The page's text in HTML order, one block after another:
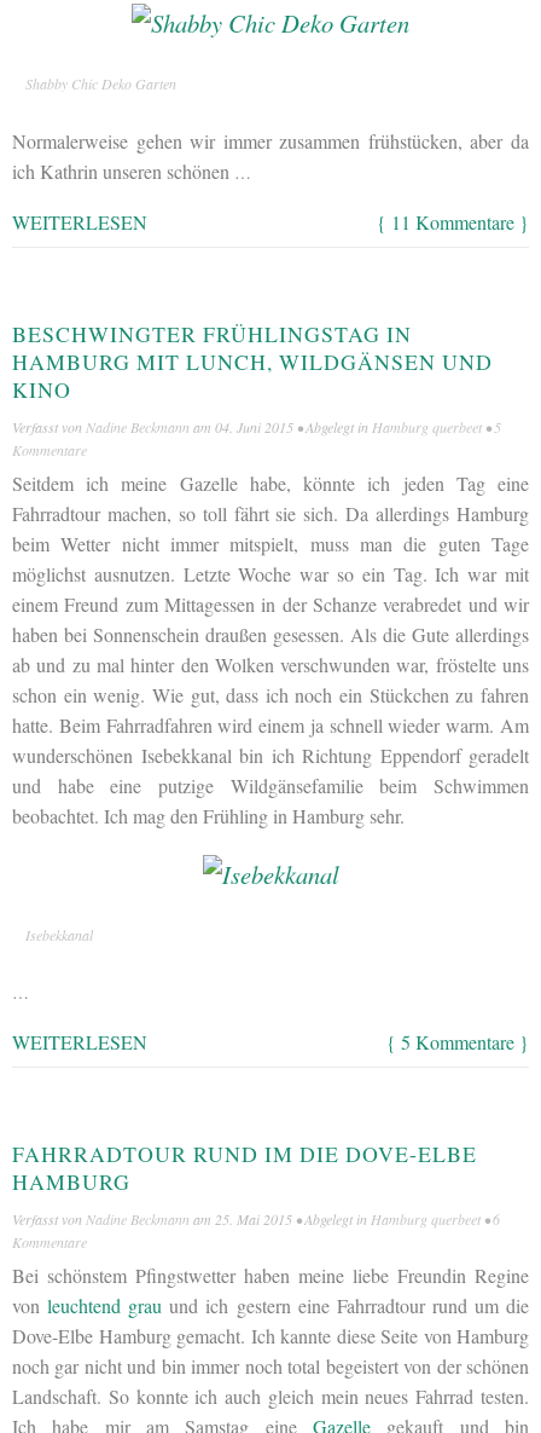
Shabby Chic Deko Garten
Normalerweise gehen wir immer zusammen frühstücken, aber da
ich Kathrin unseren schönen …
WEITERLESEN { 11 Kommentare }
BESCHWINGTER FRÜHLINGSTAG IN
HAMBURG MIT LUNCH, WILDGÄNSEN UND
KINO
Verfasst von Nadine Beckmann am 04. Juni 2015 • Abgelegt in Hamburg querbeet •5
Kommentare
Seitdem ich meine Gazelle habe, könnte ich jeden Tag eine
Fahrradtour machen, so toll fährt sie sich. Da allerdings Hamburg
beim Wetter nicht immer mitspielt, muss man die guten Tage
möglichst ausnutzen. Letzte Woche war so ein Tag. Ich war mit
einem Freund zum Mittagessen in der Schanze verabredet und wir
haben bei Sonnenschein draußen gesessen. Als die Gute allerdings
ab und zu mal hinter den Wolken verschwunden war, fröstelte uns
schon ein wenig. Wie gut, dass ich noch ein Stückchen zu fahren
hatte. Beim Fahrradfahren wird einem ja schnell wieder warm. Am
wunderschönen Isebekkanal bin ich Richtung Eppendorf geradelt
und habe eine putzige Wildgänsefamilie beim Schwimmen
beobachtet. Ich mag den Frühling in Hamburg sehr.
Isebekkanal
…
WEITERLESEN { 5 Kommentare }
FAHRRADTOUR RUND IM DIE DOVE-ELBE
HAMBURG
Verfasst von Nadine Beckmann am 25. Mai 2015 • Abgelegt in Hamburg querbeet •6
Kommentare
Bei schönstem Pfingstwetter haben meine liebe Freundin Regine
vonleuchtend grau und ich gestern eine Fahrradtour rund um die
Dove-Elbe Hamburg gemacht. Ich kannte diese Seite von Hamburg
noch gar nicht und bin immer noch total begeistert von der schönen
Landschaft. So konnte ich auch gleich mein neues Fahrrad testen.
Ich habe mir am Samstag eine Gazelle gekauft und bin